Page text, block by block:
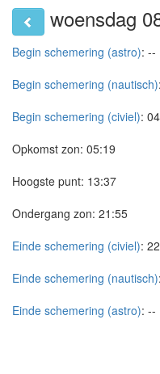
woensdag
Begin schemering (astro): --
Begin schemering (nautisch):
Begin schemering (civiel):
Opkomst zon: 05:19
Hoogste punt: 13:37
Ondergang zon: 21:55
Einde schemering (civiel):
Einde schemering (nautisch):
Einde schemering (astro): --